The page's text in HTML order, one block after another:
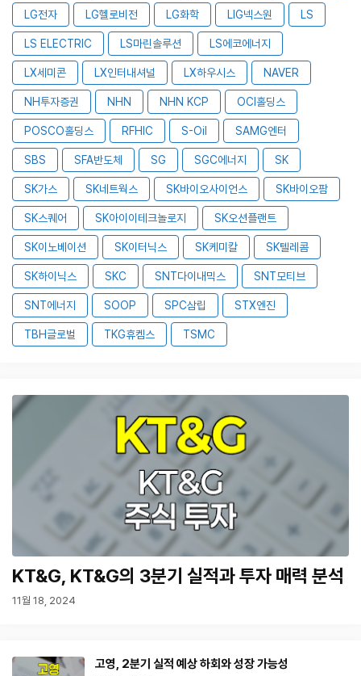
LG전자 LG헬로비전 LG화학 LIG넥스원 LS
LS ELECTRIC LS마린솔루션 LS에코에너지
LX세미콘 LX인터내셔널 LX하우시스 NAVER
NH투자증권 NHN NHN KCP OCI홀딩스
POSCO홀딩스 RFHIC S-Oil SAMG엔터
SBS SFA반도체 SG SGC에너지 SK
SK가스 SK네트웍스 SK바이오사이언스 SK바이오팜
SK스퀘어 SK아이이테크놀로지 SK오션플랜트
SK이노베이션 SK이터닉스 SK케미칼 SK텔레콤
SK하이닉스 SKC SNT다이내믹스 SNT모티브
SNT에너지 SOOP SPC삼립 STX엔진
TBH글로벌 TKG휴켐스 TSMC
KT&G, KT&G의 3분기 실적과 투자 매력 분석
11월 18, 2024
고영, 2분기 실적 예상 하회와 성장 가능성